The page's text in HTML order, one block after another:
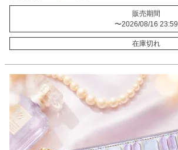
販売期間
〜2026/08/16 23:59
在庫切れ